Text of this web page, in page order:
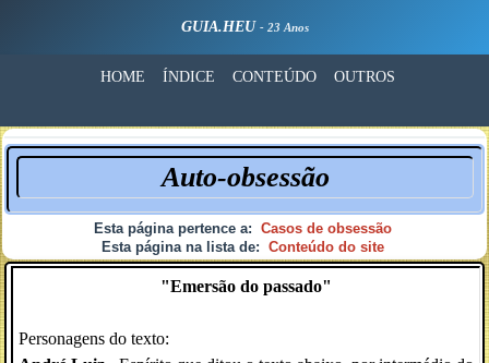
GUIA.HEU - 23 Anos
HOME ÍNDICE CONTEÚDO OUTROS
Auto-obsessão
Esta página pertence a: Casos de obsessão
Esta página na lista de: Conteúdo do site
"Emersão do passado"
Personagens do texto: